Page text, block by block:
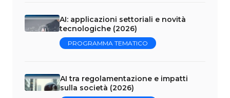
AI: applicazioni settoriali e novità
tecnologiche (2026)
PROGRAMMA TEMATICO
AI tra regolamentazione e impatti
sulla società (2026)